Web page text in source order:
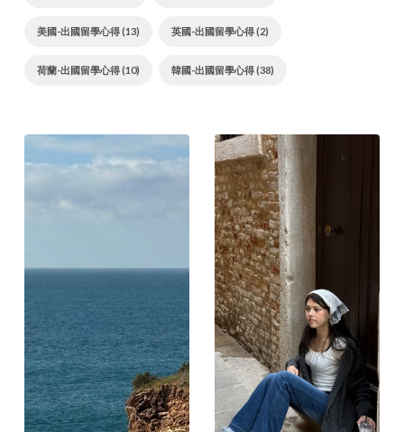
美國-出國留學心得 (13) 英國-出國留學心得 (2)
荷蘭-出國留學心得 (10) 韓國-出國留學心得 (38)